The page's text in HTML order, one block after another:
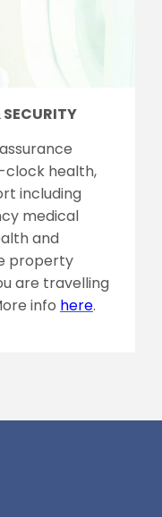
clock health,
including
medical
and
property
are travelling
info here.